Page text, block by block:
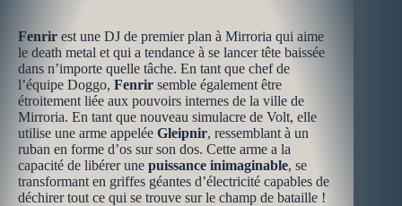
Fenrir est une DJ de premier plan à Mirroria qui aime
le death metal et qui a tendance à se lancer tête baissée
dans n’importe quelle tâche. En tant que chef de
l’équipe Doggo, Fenrir semble également être
étroitement liée aux pouvoirs internes de la ville de
Mirroria. En tant que nouveau simulacre de Volt, elle
utilise une arme appelée Gleipnir, ressemblant à un
ruban en forme d’os sur son dos. Cette arme a la
capacité de libérer une puissance inimaginable, se
transformant en griffes géantes d’électricité capables de
déchirer tout ce qui se trouve sur le champ de bataille !